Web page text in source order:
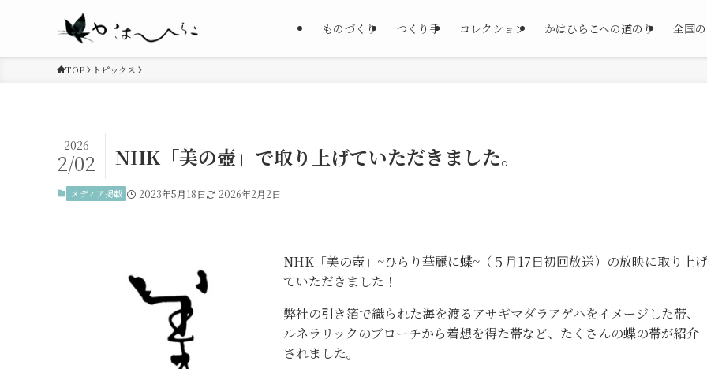
ものづくり つくり手 コレクション かはひらこへの道のり 全国
TOP トピックス
NHK「美の壺」で取り上げていただきました。
2026
2/02
メディア掲載 2023年5月18日 2026年2月2日
NHK「美の壺」~ひらり華麗に蝶~（５月17日初回放送）の放映に取り上げ
ていただきました！
弊社の引き箔で織られた海を渡るアサギマダラアゲハをイメージした帯、
ルネラリックのブローチから着想を得た帯など、たくさんの蝶の帯が紹介
されました。